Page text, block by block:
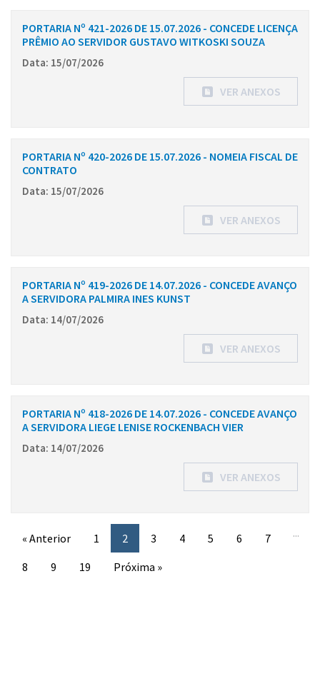
PORTARIA Nº 421-2026 DE 15.07.2026 - CONCEDE LICENÇA
PRÊMIO AO SERVIDOR GUSTAVO WITKOSKI SOUZA
Data: 15/07/2026
VER ANEXOS
PORTARIA Nº 420-2026 DE 15.07.2026 - NOMEIA FISCAL DE
CONTRATO
Data: 15/07/2026
VER ANEXOS
PORTARIA Nº 419-2026 DE 14.07.2026 - CONCEDE AVANÇO
A SERVIDORA PALMIRA INES KUNST
Data: 14/07/2026
VER ANEXOS
PORTARIA Nº 418-2026 DE 14.07.2026 - CONCEDE AVANÇO
A SERVIDORA LIEGE LENISE ROCKENBACH VIER
Data: 14/07/2026
VER ANEXOS
« Anterior 1 2 3 4 5 6
7
8
9
...
19
Próxima »